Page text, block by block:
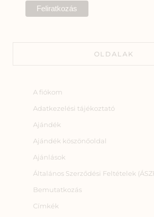
OLDALAK
A fiókom
Adatkezelési tájékoztató
Ajándék
Ajándék köszönőoldal
Ajánlások
Általános Szerződési Feltételek
Bemutatkozás
Címkék